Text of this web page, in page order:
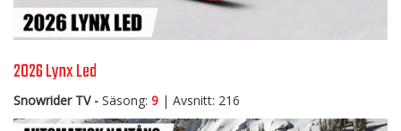
2026 Lynx Led
Snowrider TV - Säsong: 9 | Avsnitt: 216